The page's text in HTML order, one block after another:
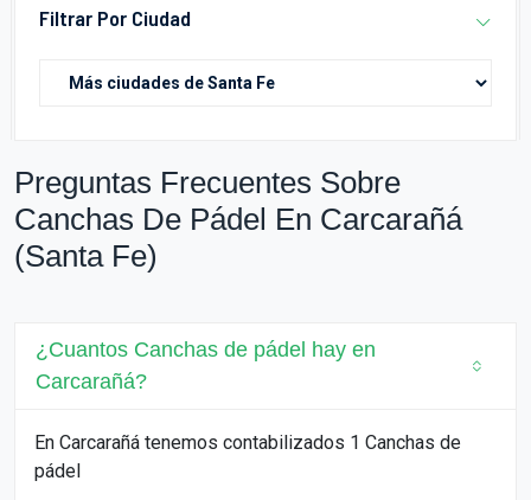
Filtrar Por Ciudad
Preguntas Frecuentes Sobre
Canchas De Pádel En Carcarañá
(Santa Fe)
¿Cuantos Canchas de pádel hay en
Carcarañá?
En Carcarañá tenemos contabilizados 1 Canchas de
pádel